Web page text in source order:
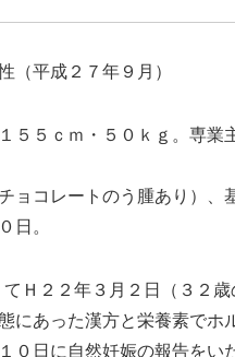
（平成２７年９月）
５５ｃｍ・５０ｋｇ。専業
ョコレートのう腫あり）
日。
Ｈ２２年３月２日（３２歳
にあった漢方と栄養素で
０日に自然妊娠の報告を